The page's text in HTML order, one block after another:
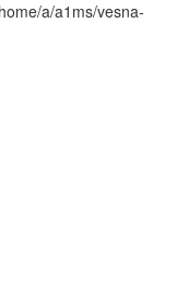
a/a1ms/vesna-